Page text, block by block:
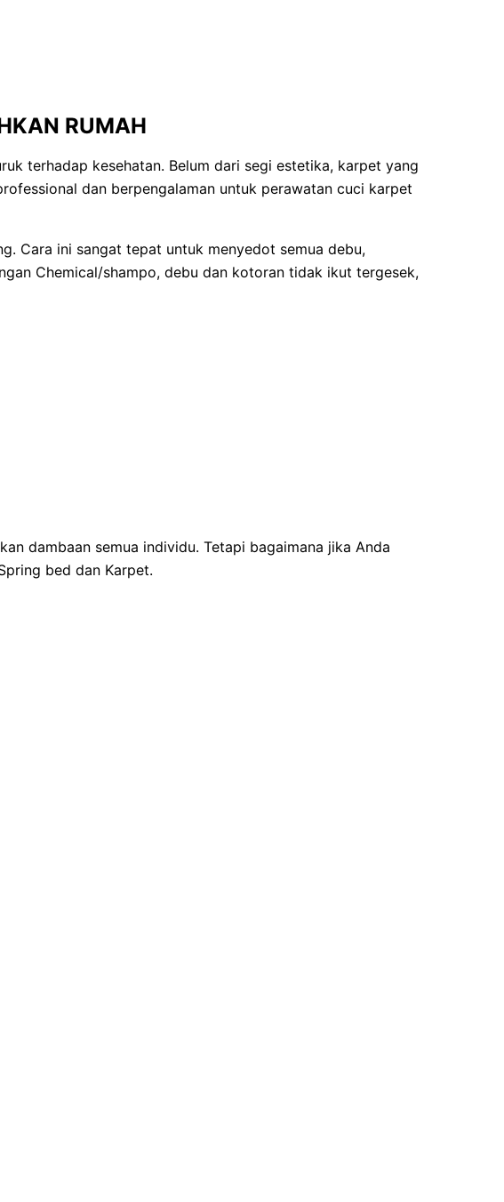
RUMAH
terhadap kesehatan. Belum dari segi estetika, karpet yang
dan berpengalaman untuk perawatan cuci karpet
Cara ini sangat tepat untuk menyedot semua debu,
Chemical/shampo, debu dan kotoran tidak ikut tergesek,
dambaan semua individu. Tetapi bagaimana jika Anda
bed dan Karpet.